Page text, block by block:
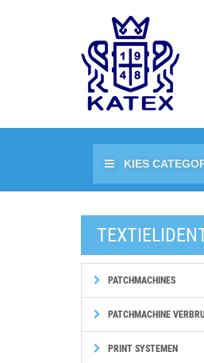
KIES
PATCHMACHINES
PATCHMACHINE
PRINT SYSTEMEN